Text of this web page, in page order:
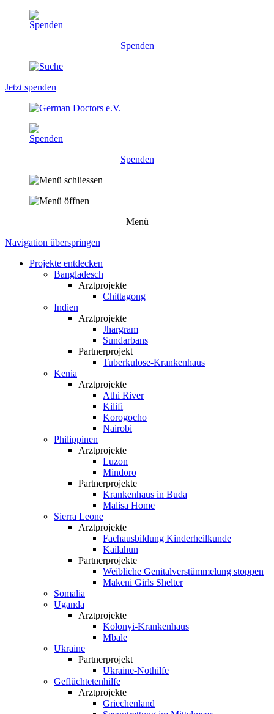
Spenden
Jetzt spenden
Spenden
Menü
Navigation überspringen
Projekte entdecken
Bangladesch
Arztprojekte
Chittagong
Indien
Arztprojekte
Jhargram
Sundarbans
Partnerprojekt
Tuberkulose-Krankenhaus
Kenia
Arztprojekte
Athi River
Kilifi
Korogocho
Nairobi
Philippinen
Arztprojekte
Luzon
Mindoro
Partnerprojekte
Krankenhaus in Buda
Malisa Home
Sierra Leone
Arztprojekte
Fachausbildung Kinderheilkunde
Kailahun
Partnerprojekte
Weibliche Genital­verstümmelung stoppen
Makeni Girls Shelter
Somalia
Uganda
Arztprojekte
Kolonyi-Krankenhaus
Mbale
Ukraine
Partnerprojekt
Ukraine-Nothilfe
Geflüchtetenhilfe
Arztprojekte
Griechenland